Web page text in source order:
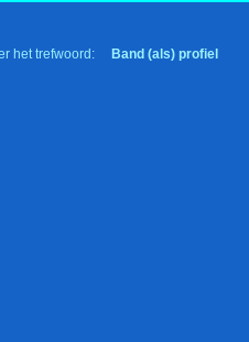
het trefwoord: Band (als) profiel